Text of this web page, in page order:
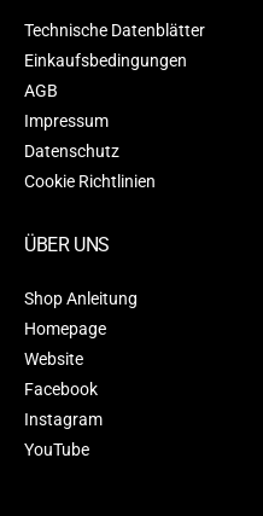
Technische Datenblätter
Einkaufsbedingungen
AGB
Impressum
Datenschutz
Cookie Richtlinien
ÜBER UNS
Shop Anleitung
Homepage
Website
Facebook
Instagram
YouTube